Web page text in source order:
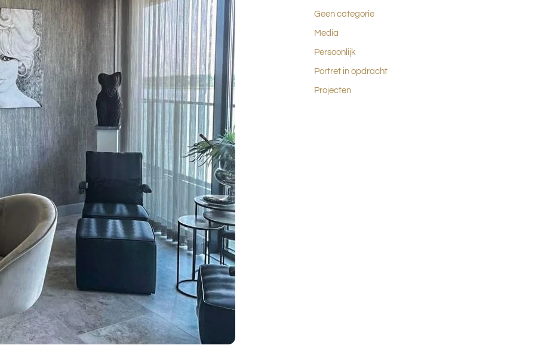
Geen categorie
Media
Persoonlijk
Portret in opdracht
Projecten